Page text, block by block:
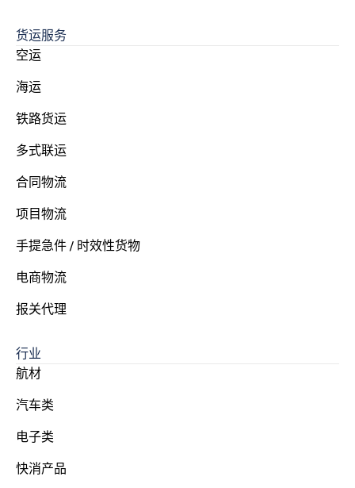
货运服务
空运
海运
铁路货运
多式联运
合同物流
项目物流
手提急件 / 时效性货物
电商物流
报关代理
行业
航材
汽车类
电子类
快消产品